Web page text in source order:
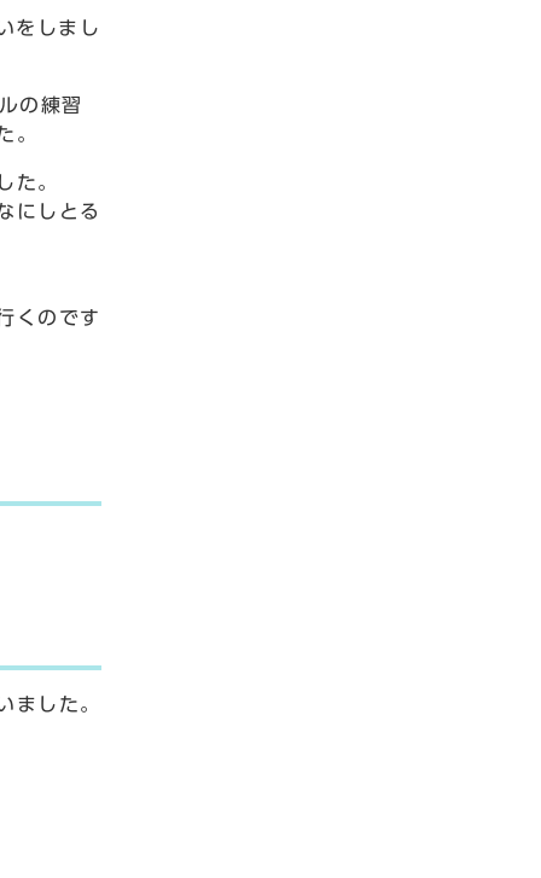
をしまし
の練習
。
た。
にしとる
くのです
ました。